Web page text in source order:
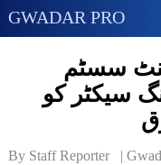
GWADAR PRO
سسٹم
سیکٹر کو
By Staff Reporter   |